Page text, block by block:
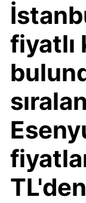
fiyatlı